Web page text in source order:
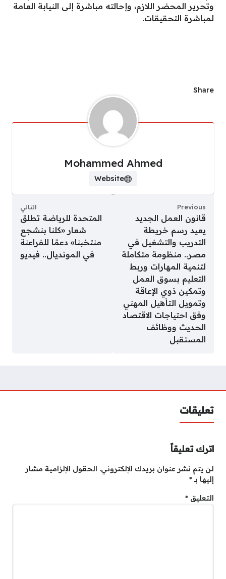
وتحرير المحضر اللازم، وإحالته مباشرة إلى النيابة العامة
لمباشرة التحقيقات.
Share
Mohammed Ahmed
Website
Previous
قانون العمل الجديد
يعيد رسم خريطة
التدريب والتشغيل في
مصر.. منظومة متكاملة
لتنمية المهارات وربط
التعليم بسوق العمل
وتمكين ذوي الإعاقة
وتمويل التأهيل المهني
وفق احتياجات الاقتصاد
الحديث ووظائف
المستقبل
التالي
المتحدة للرياضة تطلق
شعار «كلنا بنشجع
منتخبنا» دعمًا للفراعنة
في المونديال.. فيديو
تعليقات
اترك تعليقاً
لن يتم نشر عنوان بريدك الإلكتروني. الحقول الإلزامية مشار
إليها بـ*
التعليق *